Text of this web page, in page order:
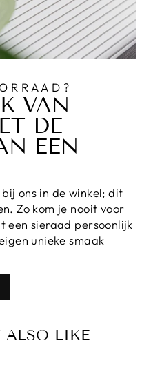
VAN
DE
EEN
ons in de winkel; dit
Zo kom je nooit voor
een sieraad persoonlijk
unieke smaak
ALSO LIKE